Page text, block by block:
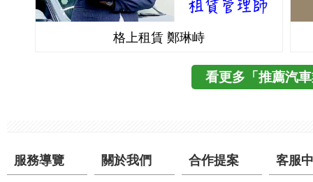
格上租賃 鄭琳峙
看更多「推薦汽
服務導覽 關於我們 合作提案 客服